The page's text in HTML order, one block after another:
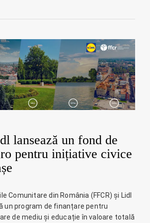
lansează un fond de
pentru inițiative civice
Comunitare din România (FFCR) și Lidl
un program de finanțare pentru
de mediu și educație în valoare totală